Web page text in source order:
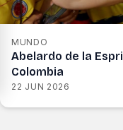
MUNDO
Abelardo de la
Colombia
22 JUN 2026